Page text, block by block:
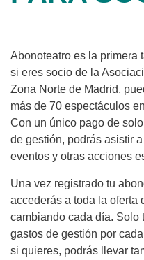
Abonoteatro es la primera
si eres socio de la
Zona Norte de Madrid,
más de 70 espectáculos
Con un único pago de
de gestión, podrás asistir
eventos y otras acciones
Una vez registrado tu
accederás a toda la oferta
cambiando cada día. Solo
gastos de gestión por
si quieres, podrás llevar